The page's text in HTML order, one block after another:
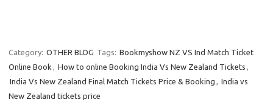
Category: OTHER BLOG Tags: Bookmyshow NZ VS Ind Match Ticket
Online Book , How to online Booking India Vs New Zealand Tickets ,
India Vs New Zealand Final Match Tickets Price & Booking , India vs
New Zealand tickets price